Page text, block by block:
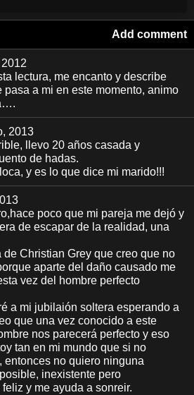
Add comment
lectura, me encanto y describe
pasa a mi en este momento, animo
2013
llevo 20 años casada y
de hadas.
y es lo que dice mi marido!!!
poco que mi pareja me dejó y
de escapar de la realidad, una
Christian Grey que creo que no
aparte del daño causado me
vez del hombre perfecto
a mi jubilaión soltera esperando a
que una vez conocido a este
nos parecerá perfecto y eso
tan en mi mundo que si no
entonces no quiero ninguna
inexistente pero
y me ayuda a sonreir.